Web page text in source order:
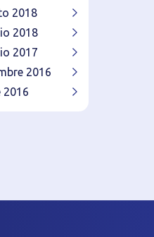
2018
2018
2017
2016
2016